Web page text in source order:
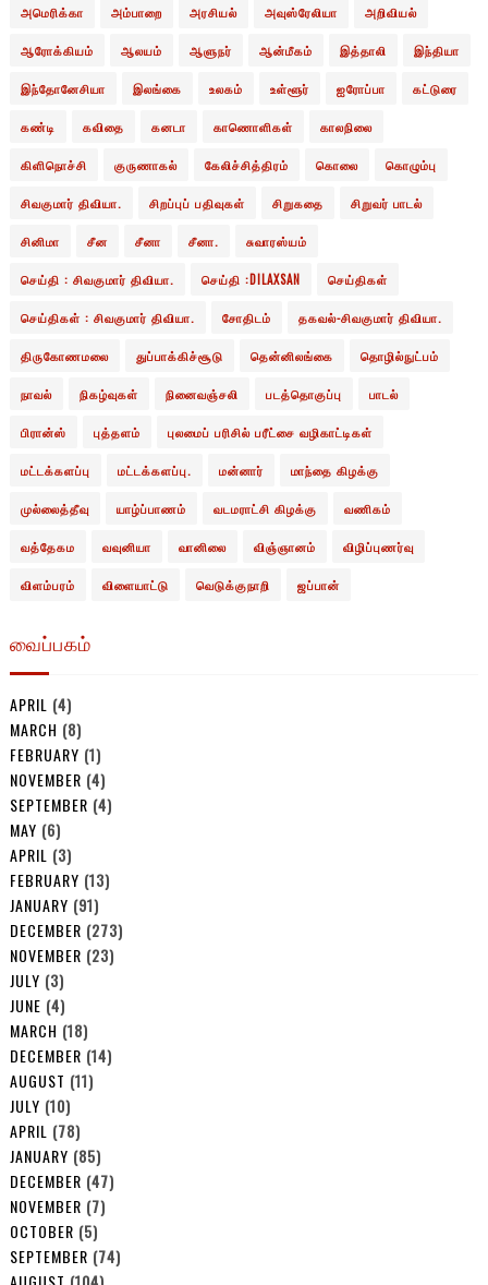
அமெரிக்கா அம்பாறை அரசியல் அவுஸ்ரேலியா அறிவியல்
ஆரோக்கியம் ஆலயம் ஆளுநர் ஆன்மீகம் இத்தாலி இந்தியா
இந்தோனேசியா இலங்கை உலகம் உள்ளூர் ஐரோப்பா கட்டுரை
கண்டி கவிதை கனடா காணொளிகள் காலநிலை
கிளிநொச்சி குருணாகல் கேலிச்சித்திரம் கொலை கொழும்பு
சிவகுமார் திவியா. சிறப்புப் பதிவுகள் சிறுகதை சிறுவர் பாடல்
சினிமா சீன சீனா சீனா. சுவாரஸ்யம்
செய்தி : சிவகுமார் திவியா. செய்தி :DILAXSAN செய்திகள்
செய்திகள் : சிவகுமார் திவியா. சோதிடம் தகவல்-சிவகுமார் திவியா.
திருகோணமலை துப்பாக்கிச்சூடு தென்னிலங்கை தொழில்நுட்பம்
நாவல் நிகழ்வுகள் நினைவஞ்சலி படத்தொகுப்பு பாடல்
பிரான்ஸ் புத்தளம் புலமைப் பரிசில் பரீட்சை வழிகாட்டிகள்
மட்டக்களப்பு மட்டக்களப்பு. மன்னார் மாந்தை கிழக்கு
முல்லைத்தீவு யாழ்ப்பாணம் வடமராட்சி கிழக்கு வணிகம்
வத்தேகம வவுனியா வானிலை விஞ்ஞானம் விழிப்புணர்வு
விளம்பரம் விளையாட்டு வெடுக்குநாறி ஜப்பான்
வைப்பகம்
APRIL (4)
MARCH (8)
FEBRUARY (1)
NOVEMBER (4)
SEPTEMBER (4)
MAY (6)
APRIL (3)
FEBRUARY (13)
JANUARY (91)
DECEMBER (273)
NOVEMBER (23)
JULY (3)
JUNE (4)
MARCH (18)
DECEMBER (14)
AUGUST (11)
JULY (10)
APRIL (78)
JANUARY (85)
DECEMBER (47)
NOVEMBER (7)
OCTOBER (5)
SEPTEMBER (74)